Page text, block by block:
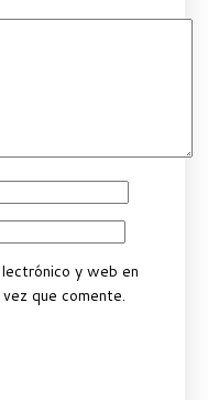
y web en
que comente.